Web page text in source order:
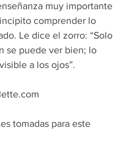
muy importante
comprender lo
Le dice el zorro: “Solo
se puede ver bien; lo
a los ojos”.